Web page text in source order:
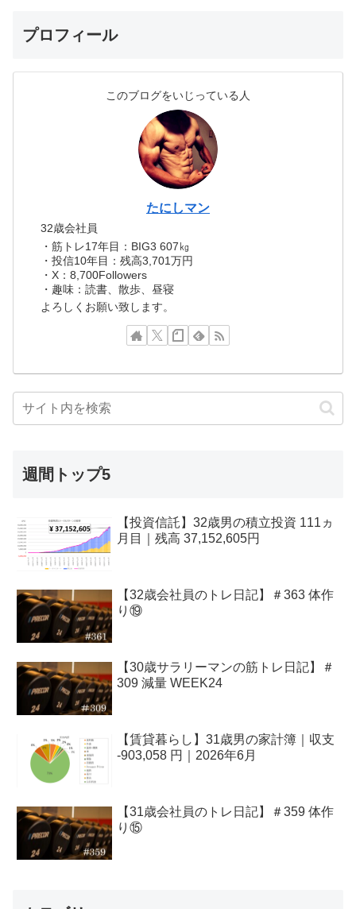
プロフィール
このブログをいじっている人
たにしマン
32歳会社員
・筋トレ17年目：BIG3 607㎏
・投信10年目：残高3,701万円
・X：8,700Followers
・趣味：読書、散歩、昼寝
よろしくお願い致します。
週間トップ5
【投資信託】32歳男の積立投資 111ヵ
月目｜残高 37,152,605円
【32歳会社員のトレ日記】＃363 体作
り⑲
【30歳サラリーマンの筋トレ日記】＃
309 減量 WEEK24
【賃貸暮らし】31歳男の家計簿｜収支
-903,058 円｜2026年6月
【31歳会社員のトレ日記】＃359 体作
り⑮